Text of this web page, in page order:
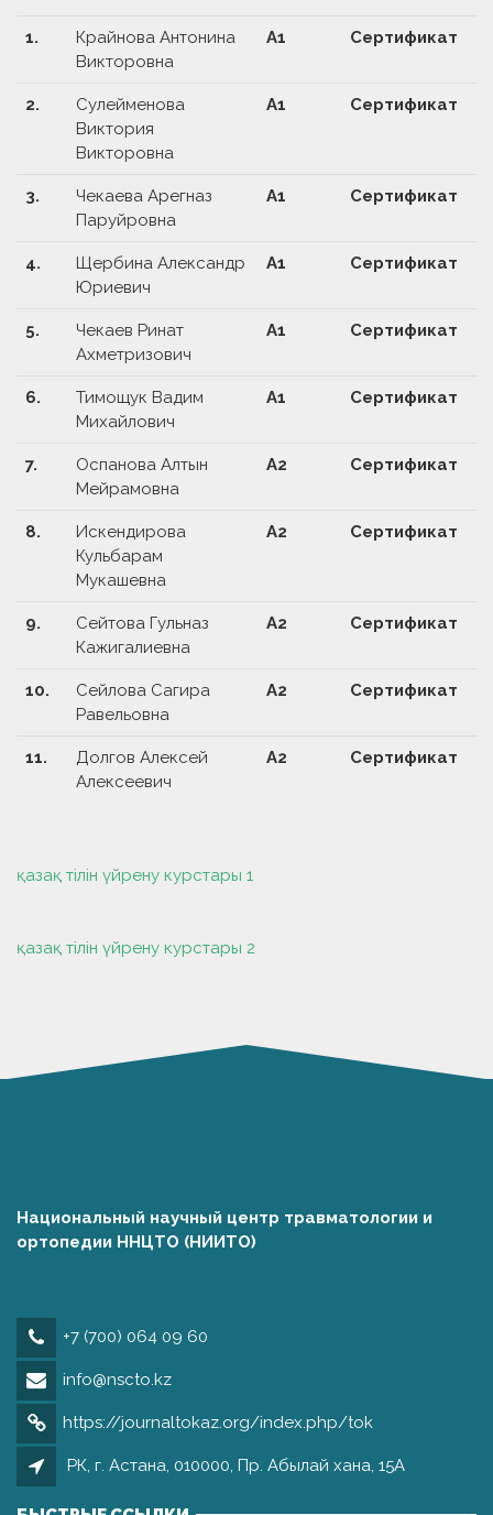
1.
Крайнова Антонина
Викторовна
А1 Сертификат
2.
Сулейменова
Виктория
Викторовна
А1 Сертификат
3.
Чекаева Арегназ
Паруйровна
А1 Сертификат
4.
Щербина Александр
Юриевич
А1 Сертификат
5.
Чекаев Ринат
Ахметризович
А1 Сертификат
6.
Тимощук Вадим
Михайлович
А1 Сертификат
7.
Оспанова Алтын
Мейрамовна
А2 Сертификат
8.
Искендирова
Кульбарам
Мукашевна
А2 Сертификат
9.
Сейтова Гульназ
Кажигалиевна
А2 Сертификат
10.
Сейлова Сагира
Равельовна
А2 Сертификат
11.
Долгов Алексей
Алексеевич
А2 Сертификат
қазақ тілін үйрену курстары 1
қазақ тілін үйрену курстары 2
Национальный научный центр травматологии и
ортопедии ННЦТО (НИИТО)
+7 (700) 064 09 60
info@nscto.kz
https://journaltokaz.org/index.php/tok
РК, г. Астана, 010000, Пр. Абылай хана, 15А